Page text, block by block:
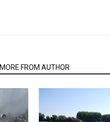
MORE FROM AUTHOR